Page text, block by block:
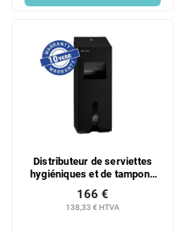
Distributeur de serviettes
hygiéniques et de tampons
Merida GSC024 STELLA en
acier inoxydable noir mat
138,33 € HTVA
166 €